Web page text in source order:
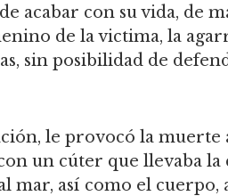
acabar con su vida, de
de la victima, la
sin posibilidad de
le provocó la
un cúter que llevaba la
mar, así como el